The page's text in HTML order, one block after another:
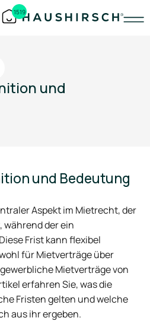
1519
und
und Bedeutung
Aspekt im Mietrecht, der
der ein
Frist kann flexibel
für Mietverträge über
Mietverträge von
erfahren Sie, was die
Fristen gelten und welche
aus ihr ergeben.